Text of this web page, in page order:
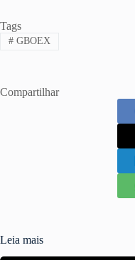
Tags
#GBOEX
Compartilhar
Leia mais